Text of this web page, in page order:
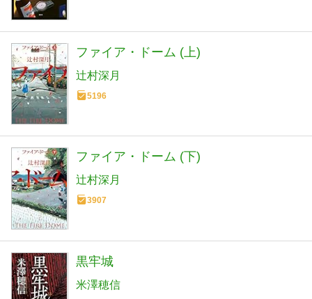
ファイア・ドーム (上)
辻村深月
5196
ファイア・ドーム (下)
辻村深月
3907
黒牢城
米澤穂信